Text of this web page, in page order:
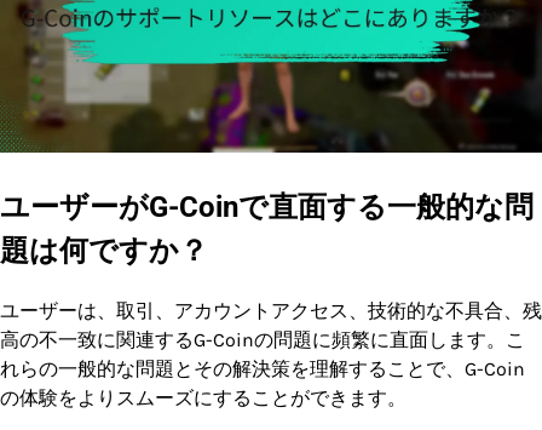
ユーザーがG-Coinで直面する一般的な問
題は何ですか？
ユーザーは、取引、アカウントアクセス、技術的な不具合、残
高の不一致に関連するG-Coinの問題に頻繁に直面します。こ
れらの一般的な問題とその解決策を理解することで、G-Coin
の体験をよりスムーズにすることができます。